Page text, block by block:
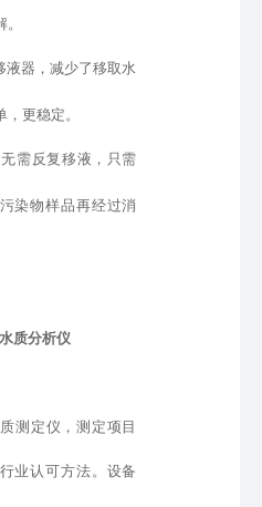
液器，减少了移取水
更稳定。
需反复移液，只需
染物样品再经过消
质分析仪
测定仪，测定项目
业认可方法。设备